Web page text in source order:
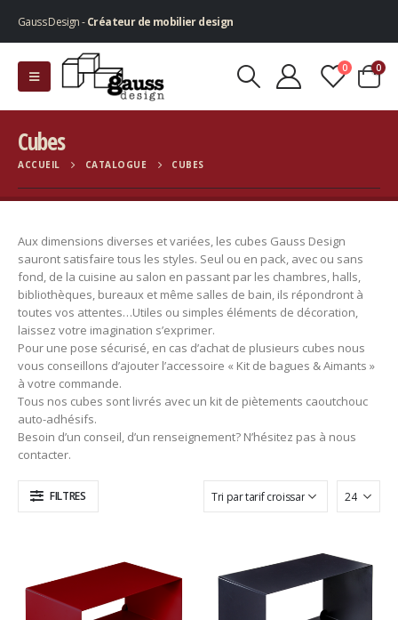
Gauss Design -Créateur de mobilier design
0 0
Cubes
ACCUEIL CATALOGUE CUBES
Aux dimensions diverses et variées, les cubes Gauss Design
sauront satisfaire tous les styles. Seul ou en pack, avec ou sans
fond, de la cuisine au salon en passant par les chambres, halls,
bibliothèques, bureaux et même salles de bain, ils répondront à
toutes vos attentes…Utiles ou simples éléments de décoration,
laissez votre imagination s’exprimer.
Pour une pose sécurisé, en cas d’achat de plusieurs cubes nous
vous conseillons d’ajouter l’accessoire « Kit de bagues & Aimants »
à votre commande.
Tous nos cubes sont livrés avec un kit de piètements caoutchouc
auto-adhésifs.
Besoin d’un conseil, d’un renseignement? N’hésitez pas à nous
contacter.
FILTRES